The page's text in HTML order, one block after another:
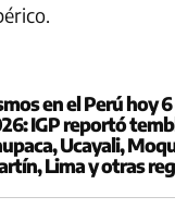
en el Perú hoy
IGP reportó
Ucayali,
Lima y otras